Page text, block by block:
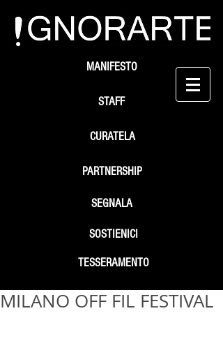
STAFF
SEGNALA
SOSTIENICI
MANIFESTO
PARTNERSHIP
TESSERAMENTO
CURATELA
MILANO OFF FIL FESTIVAL